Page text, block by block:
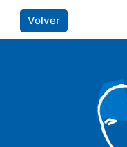
Volver